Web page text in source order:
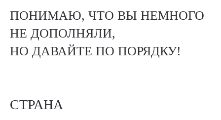
ПОНИМАЮ, ЧТО ВЫ НЕМНОГО
НЕ ДОПОЛНЯЛИ,
НО ДАВАЙТЕ ПО ПОРЯДКУ!
СТРАНА